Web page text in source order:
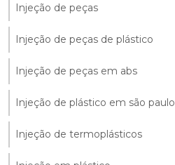
Injeção de peças
Injeção de peças de plástico
Injeção de peças em abs
Injeção de plástico em são paulo
Injeção de termoplásticos